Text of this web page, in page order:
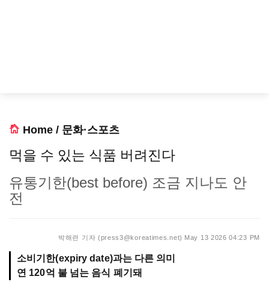
Home / 문화·스포츠
먹을 수 있는 식품 버려진다
유통기한(best before) 조금 지나도 안
전
박해련 기자 (press3@koreatimes.net) May 13 2026 04:23 PM
소비기한(expiry date)과는 다른 의미
연 120억 불 넘는 음식 폐기돼